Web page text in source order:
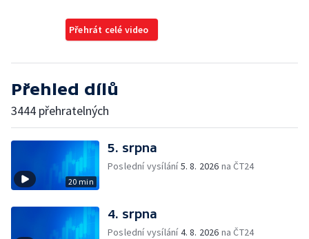
Přehrát celé video
Přehled dílů
3444 přehratelných
20 min
5. srpna
Poslední vysílání5. 8. 2026 na ČT24
4. srpna
Poslední vysílání4. 8. 2026 na ČT24